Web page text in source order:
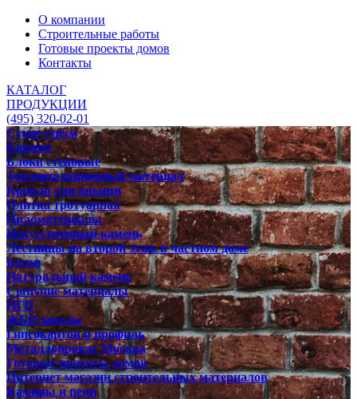
О компании
Строительные работы
Готовые проекты домов
Контакты
КАТАЛОГ
ПРОДУКЦИИ
(495) 320-02-01
Сухие смеси
Кирпич
Блоки стеновые
Теплоизоляционный материал
Кровля для крыши
Плитка тротуарная
Пиломатериалы
Искусственный камень
Лестницы на второй этаж в частном доме
Бетон
Натуральный камень
Сыпучие материалы
ПГП
ЖБИ заводы
Гипсокартон и профиль
Металлопрокат Москва
Готовые проекты домов
Интернет магазин строительных материалов
Камины и печи